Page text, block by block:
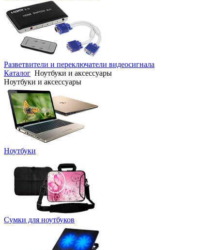
Разветвители и переключатели видеосигнала
Каталог Ноутбуки и аксессуары
Ноутбуки и аксессуары
Ноутбуки
Сумки для ноутбуков